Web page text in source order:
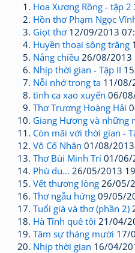
Hoa Xương Rồng - tập 2
Hồn thơ Phạm Ngọc
Giọt thơ12/09/2013
Huyền thoại sông trăng
Nắng chiều 26/08/2013
Nhịp thời gian - Tập II
Nỗi nhớ trong ta 11/08/
tình ca xao xuyến 06/
Thơ Trương Hoàng Hải
Giang Hương và những
Còn mãi với thời gian -
Vô Cố Nhân 01/08/
Thơ Bùi Minh Trí 01/06/
Phù du... 26/05/2013
Vết thương lòng 26/05/
Thơ ngẫu hứng 09/05/
Tuổi già và thơ (phần 2)
Hà Tĩnh quê tôi 21/04/
Tâm sự tháng mười 17/
Nhịp thời gian 16/04/